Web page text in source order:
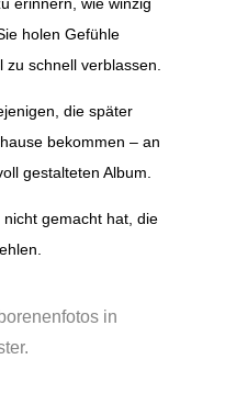
holen Gefühle
schnell verblassen.
die später
bekommen – an
gestalteten Album.
gemacht hat, die